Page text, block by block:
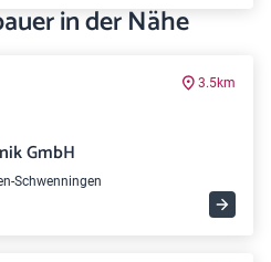
in der Nähe
3.5km
GmbH
Schwenningen